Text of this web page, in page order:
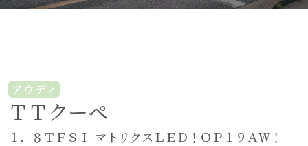
アウディ
ＴＴクーペ
１．８ＴＦＳＩ マトリクスＬＥＤ！ＯＰ１９ＡＷ！